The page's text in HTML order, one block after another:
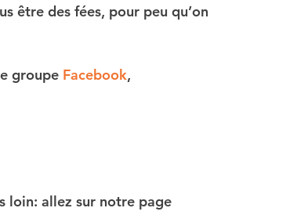
être des fées, pour peu qu’on
groupe Facebook,
loin: allez sur notre page